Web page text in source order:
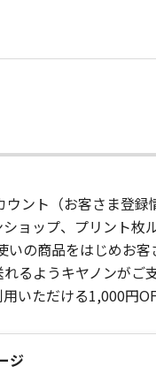
ント（お客さま登
ョップ、プリント
の商品をはじめお
るようキヤノンがご
いただける1,000円
ジ